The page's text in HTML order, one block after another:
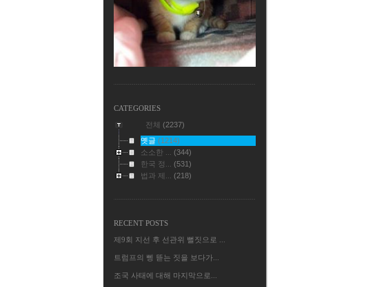
CATEGORIES
전체 (2237)
옛글 (1214)
소소한 ... (344)
한국 정... (531)
법과 제... (218)
RECENT POSTS
제9회 지선 후 선관위 뻘짓으로 ...
트럼프의 삥 뜯는 짓을 보다가...
조국 사태에 대해 마지막으로...